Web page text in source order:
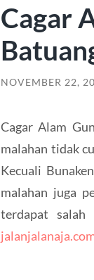
Cagar
NOVEMBER 22,
Cagar Alam
malahan tidak
Kecuali
malahan juga
terdapat salah